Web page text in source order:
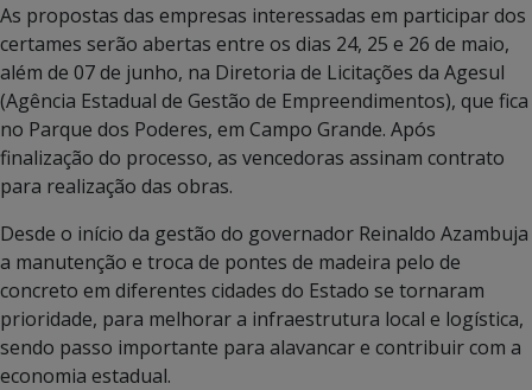
As propostas das empresas interessadas em participar dos
certames serão abertas entre os dias 24, 25 e 26 de maio,
além de 07 de junho, na Diretoria de Licitações da Agesul
(Agência Estadual de Gestão de Empreendimentos), que fica
no Parque dos Poderes, em Campo Grande. Após
finalização do processo, as vencedoras assinam contrato
para realização das obras.
Desde o início da gestão do governador Reinaldo Azambuja
a manutenção e troca de pontes de madeira pelo de
concreto em diferentes cidades do Estado se tornaram
prioridade, para melhorar a infraestrutura local e logística,
sendo passo importante para alavancar e contribuir com a
economia estadual.